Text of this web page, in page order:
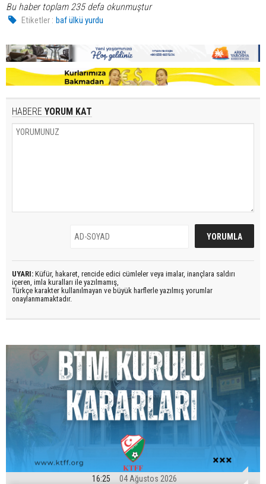
Bu haber toplam 235 defa okunmuştur
Etiketler : baf ülkü yurdu
HABERE YORUM KAT
UYARI: Küfür, hakaret, rencide edici cümleler veya imalar, inançlara saldırı
içeren, imla kuralları ile yazılmamış,
Türkçe karakter kullanılmayan ve büyük harflerle yazılmış yorumlar
onaylanmamaktadır.
16:25 04 Ağustos 2026